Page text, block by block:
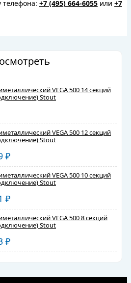
+7 (495) 664-6055 или +7
VEGA 500 14 секций
Stout
VEGA 500 12 секций
Stout
₽
VEGA 500 10 секций
Stout
₽
VEGA 500 8 секций
Stout
₽